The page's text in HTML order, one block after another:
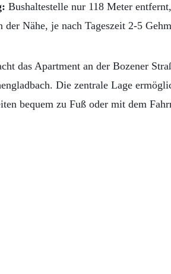
Bushaltestelle nur 118 Meter
Nähe, je nach Tageszeit 2-5
das Apartment an der Bozener
Die zentrale Lage
bequem zu Fuß oder mit dem